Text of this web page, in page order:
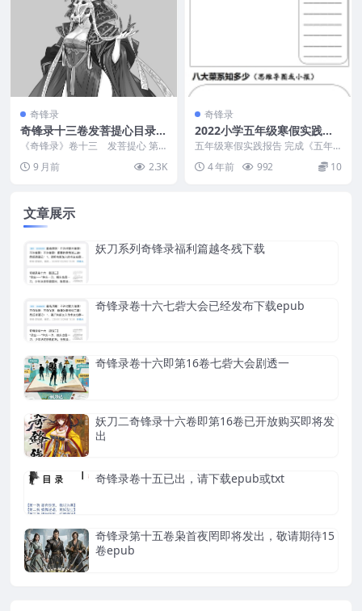
奇锋录
奇锋录十三卷发菩提心目录已
出，奇锋录第13集开始冲刺
《奇锋录》卷十三 发菩提心 第
八四折 绝魅忽现，入...
9 月前 2.3K
奇锋录
2022小学五年级寒假实践报
告模板与书本创作说明
五年级寒假实践报告 完成《五年
级寒假实践报告》一书，内容包
括：（用 word 制...
4 年前 992 10
文章展示
妖刀系列奇锋录福利篇越冬残下载
奇锋录卷十六七砦大会已经发布下载epub
奇锋录卷十六即第16卷七砦大会剧透一
妖刀二奇锋录十六卷即第16卷已开放购买即将发
出
奇锋录卷十五已出，请下载epub或txt
奇锋录第十五卷枭首夜罔即将发出，敬请期待15
卷epub